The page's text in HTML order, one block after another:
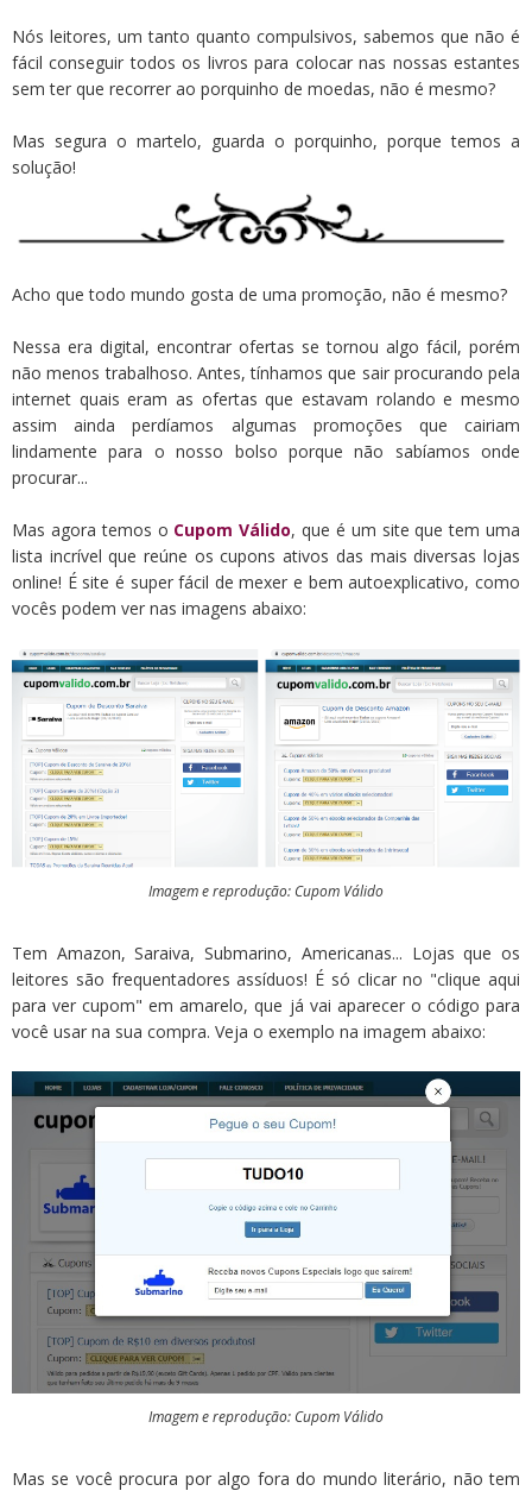
Nós leitores, um tanto quanto compulsivos, sabemos que não é
fácil conseguir todos os livros para colocar nas nossas estantes
sem ter que recorrer ao porquinho de moedas, não é mesmo?
Mas segura o martelo, guarda o porquinho, porque temos a
solução!
Acho que todo mundo gosta de uma promoção, não é mesmo?
Nessa era digital, encontrar ofertas se tornou algo fácil, porém
não menos trabalhoso. Antes, tínhamos que sair procurando pela
internet quais eram as ofertas que estavam rolando e mesmo
assim ainda perdíamos algumas promoções que cairiam
lindamente para o nosso bolso porque não sabíamos onde
procurar...
Mas agora temos o Cupom Válido, que é um site que tem uma
lista incrível que reúne os cupons ativos das mais diversas lojas
online! É site é super fácil de mexer e bem autoexplicativo, como
vocês podem ver nas imagens abaixo:
Imagem e reprodução: Cupom Válido
Tem Amazon, Saraiva, Submarino, Americanas... Lojas que os
leitores são frequentadores assíduos! É só clicar no "clique aqui
para ver cupom" em amarelo, que já vai aparecer o código para
você usar na sua compra. Veja o exemplo na imagem abaixo:
Imagem e reprodução: Cupom Válido
Mas se você procura por algo fora do mundo literário, não tem